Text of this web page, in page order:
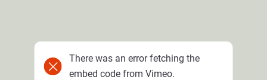
There was an error fetching the
embed code from Vimeo.